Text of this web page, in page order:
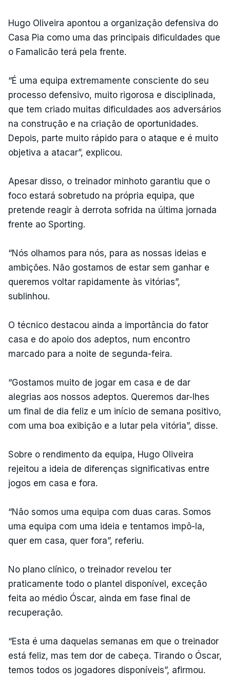
Hugo Oliveira apontou a organização defensiva do
Casa Pia como uma das principais dificuldades que
o Famalicão terá pela frente.
“É uma equipa extremamente consciente do seu
processo defensivo, muito rigorosa e disciplinada,
que tem criado muitas dificuldades aos adversários
na construção e na criação de oportunidades.
Depois, parte muito rápido para o ataque e é muito
objetiva a atacar”, explicou.
Apesar disso, o treinador minhoto garantiu que o
foco estará sobretudo na própria equipa, que
pretende reagir à derrota sofrida na última jornada
frente ao Sporting.
“Nós olhamos para nós, para as nossas ideias e
ambições. Não gostamos de estar sem ganhar e
queremos voltar rapidamente às vitórias”,
sublinhou.
O técnico destacou ainda a importância do fator
casa e do apoio dos adeptos, num encontro
marcado para a noite de segunda-feira.
“Gostamos muito de jogar em casa e de dar
alegrias aos nossos adeptos. Queremos dar-lhes
um final de dia feliz e um início de semana positivo,
com uma boa exibição e a lutar pela vitória”, disse.
Sobre o rendimento da equipa, Hugo Oliveira
rejeitou a ideia de diferenças significativas entre
jogos em casa e fora.
“Não somos uma equipa com duas caras. Somos
uma equipa com uma ideia e tentamos impô-la,
quer em casa, quer fora”, referiu.
No plano clínico, o treinador revelou ter
praticamente todo o plantel disponível, exceção
feita ao médio Óscar, ainda em fase final de
recuperação.
“Esta é uma daquelas semanas em que o treinador
está feliz, mas tem dor de cabeça. Tirando o Óscar,
temos todos os jogadores disponíveis”, afirmou.